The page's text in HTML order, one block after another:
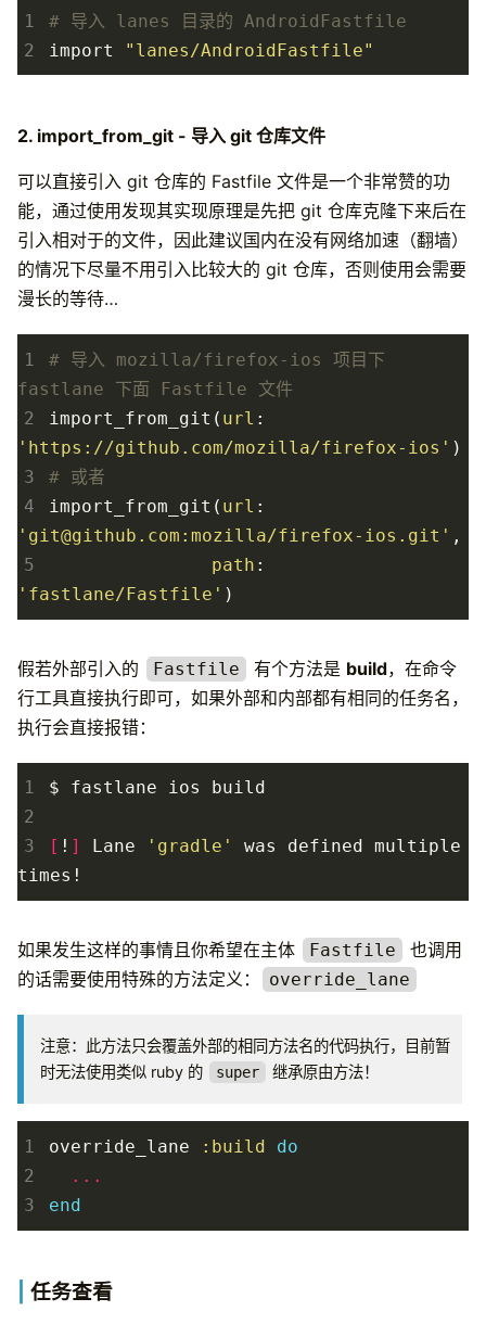
1
# 导入 lanes 目录的 AndroidFastfile
2
import "lanes/AndroidFastfile"
2. import_from_git - 导入 git 仓库文件
可以直接引入 git 仓库的 Fastfile 文件是一个非常赞的功
能，通过使用发现其实现原理是先把 git 仓库克隆下来后在
引入相对于的文件，因此建议国内在没有网络加速（翻墙）
的情况下尽量不用引入比较大的 git 仓库，否则使用会需要
漫长的等待…
1
# 导入 mozilla/firefox-ios 项目下
fastlane 下面 Fastfile 文件
2
import_from_git ( url :
'https://github.com/mozilla/firefox-ios' )
3
# 或者
4
import_from_git ( url :
' git@github.com :mozilla/firefox-ios.git' ,
5
path :
'fastlane/Fastfile' )
假若外部引入的 Fastfile 有个方法是 build，在命令
行工具直接执行即可，如果外部和内部都有相同的任务名，
执行会直接报错：
1
2
3
[ ! ] Lane 'gradle'
was defined multiple
如果发生这样的事情且你希望在主体 Fastfile
也调用
的话需要使用特殊的方法定义：
override_lane
注意：此方法只会覆盖外部的相同方法名的代码执行，目前暂
时无法使用类似 ruby 的
super 继承原由方法！
1 override_lane :build
do
2
...
3
end
任务查看